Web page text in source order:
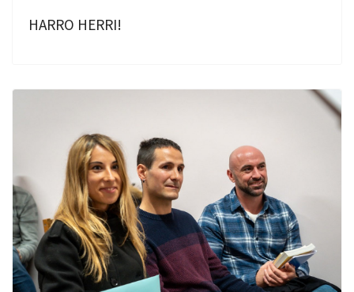
HARRO HERRI!